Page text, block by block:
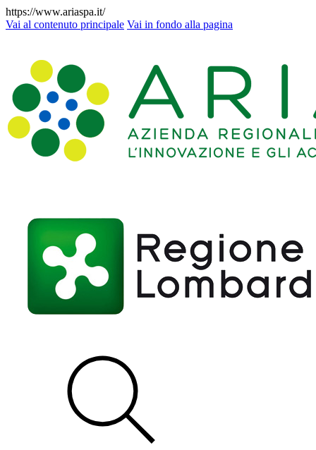
https://www.ariaspa.it/
Vai al contenuto principale Vai in fondo alla pagina